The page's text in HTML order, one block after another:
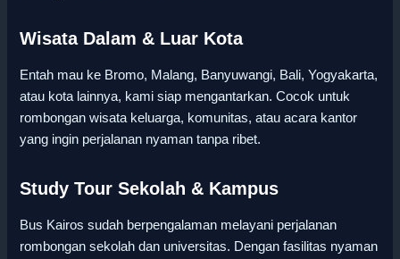
Wisata Dalam & Luar Kota
Entah mau ke Bromo, Malang, Banyuwangi, Bali, Yogyakarta,
atau kota lainnya, kami siap mengantarkan. Cocok untuk
rombongan wisata keluarga, komunitas, atau acara kantor
yang ingin perjalanan nyaman tanpa ribet.
Study Tour Sekolah & Kampus
Bus Kairos sudah berpengalaman melayani perjalanan
rombongan sekolah dan universitas. Dengan fasilitas nyaman